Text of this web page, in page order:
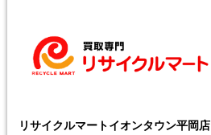
リサイクルマートイオンタウン平岡店